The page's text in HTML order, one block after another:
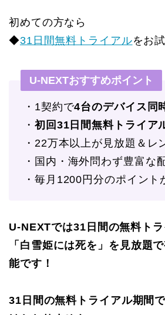
初めての方なら
◆31日間無料トライアルをお
U-NEXTおすすめポイント
・1契約で4台のデバイス同
・ 初回31日間無料トライア
・22万本以上が見放題＆レ
・国内・海外問わず豊富な
・毎月1200円分のポイント
U-NEXTでは31日間の無料トラ
「白雪姫には死を」を見放題
能です！
31日間の無料トライアル期間